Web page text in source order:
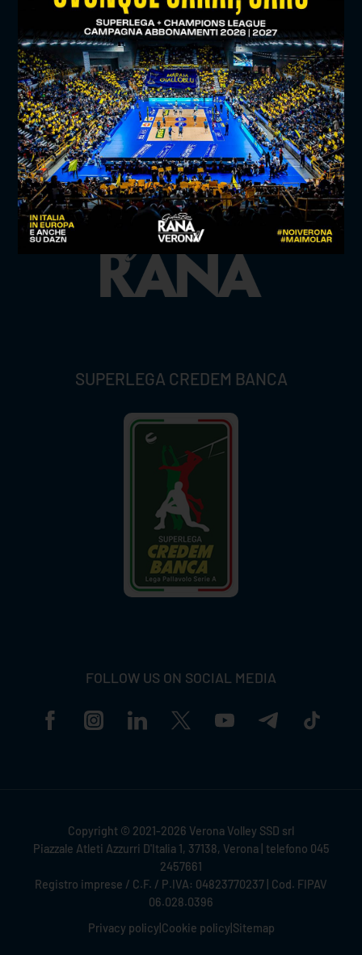
TITLE SPONSOR
SUPERLEGA CREDEM BANCA
FOLLOW US ON SOCIAL MEDIA
Copyright © 2021-2026 Verona Volley SSD srl
Piazzale Atleti Azzurri D'Italia 1, 37138, Verona | telefono 045
2457661
Registro imprese / C.F. / P.IVA: 04823770237 | Cod. FIPAV
06.028.0396
Privacy policy Cookie policy Sitemap